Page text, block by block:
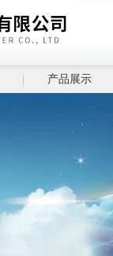
产品展示